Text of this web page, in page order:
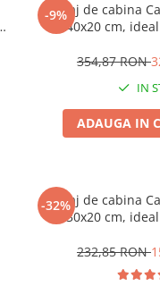
-9%
Bagaj de cabina
55x40x20 cm,
litri,
354,87 RON
IN
ADAUGA IN
-32%
Bagaj de cabina
40x30x20 cm,
litri,
232,85 RON